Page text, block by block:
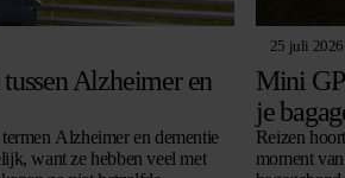
Alzheimer en
Alzheimer en dementie
want ze hebben veel met
25 juli 2026
Mini
je
Reizen
moment